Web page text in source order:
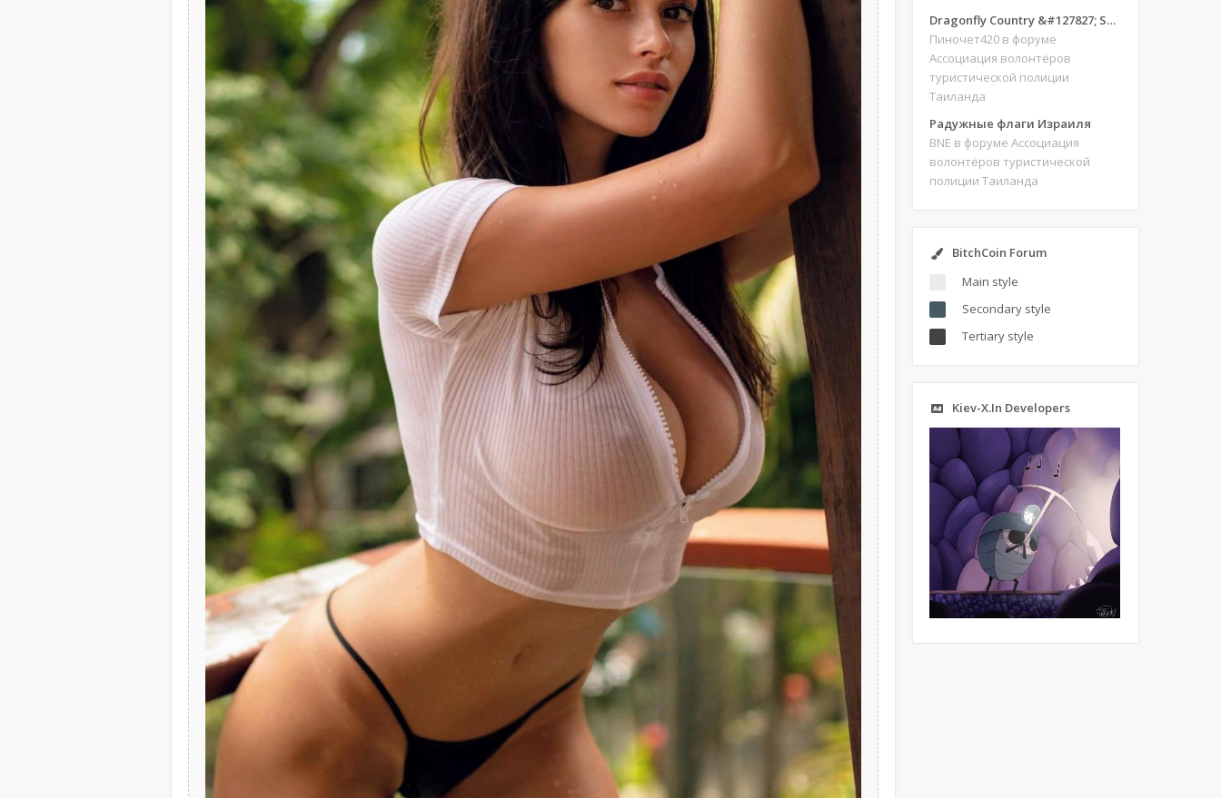
Dragonfly Country &#127827; Save our site &#127775;&#127769;
Пиночет420 в форуме
Ассоциация волонтёров
туристической полиции
Таиланда
Радужные флаги Израиля
BNE в форуме Ассоциация
волонтёров туристической
полиции Таиланда
BitchCoin Forum
Main style
Secondary style
Tertiary style
Kiev-X.In Developers